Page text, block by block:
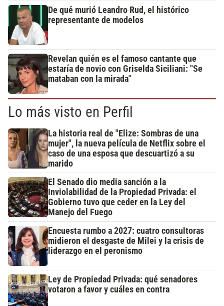
De qué murió Leandro Rud, el histórico
representante de modelos
Revelan quién es el famoso cantante que
estaría de novio con Griselda Siciliani: "Se
mataban con la mirada"
Lo más visto en Perfil
La historia real de "Elize: Sombras de una
mujer", la nueva película de Netflix sobre el
caso de una esposa que descuartizó a su
marido
El Senado dio media sanción a la
Inviolabilidad de la Propiedad Privada: el
Gobierno tuvo que ceder en la Ley del
Manejo del Fuego
Encuesta rumbo a 2027: cuatro consultoras
midieron el desgaste de Milei y la crisis de
liderazgo en el peronismo
Ley de Propiedad Privada: qué senadores
votaron a favor y cuáles en contra